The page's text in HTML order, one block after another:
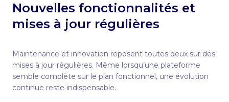
Nouvelles fonctionnalités et
mises à jour régulières
Maintenance et innovation reposent toutes deux sur des
mises à jour régulières. Même lorsqu’une plateforme
semble complète sur le plan fonctionnel, une évolution
continue reste indispensable.